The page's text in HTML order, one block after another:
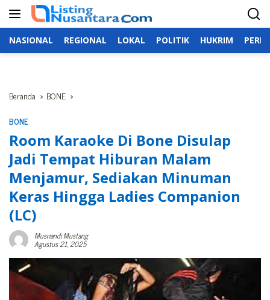
konten
NASIONAL REGIONAL LOKAL POLITIK HUKRIM
Beranda BONE
BONE
Room Karaoke Di Bone Disulap
Jadi Tempat Hiburan Malam
Menjamur, Sediakan Minuman
Keras Hingga Ladies Companion
(LC)
Musriandi Mustang
Agustus 21, 2025